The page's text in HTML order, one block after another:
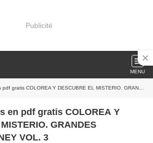
Publicité
MENU
COLOREA Y DESCUBRE EL MISTERIO. GRANDES CLÁSICOS DISNEY VOL. 3
en pdf gratis COLOREA Y
GRANDES
VOL. 3